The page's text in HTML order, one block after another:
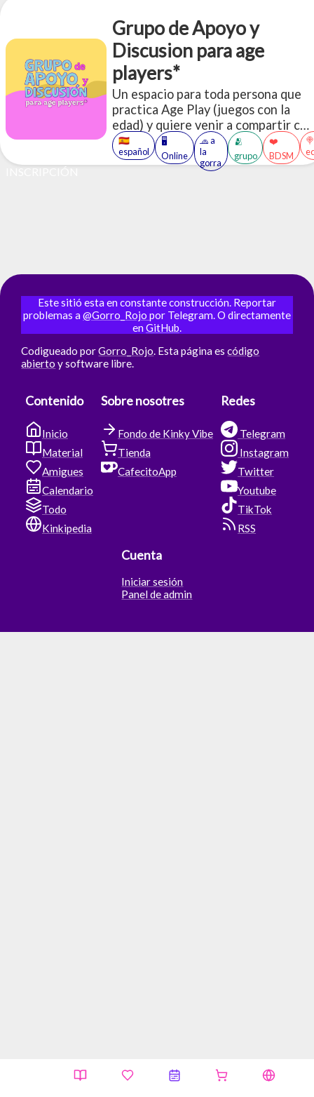
Grupo de Apoyo y
Discusion para age
players*
Un espacio para toda persona que
practica Age Play (juegos con la
edad) y quiere venir a compartir con
otres sobre estas vivencias.
🇪🇸
español
🖥️
Online
🧢 a
la
gorra
🫂
grupo
❤️
BDSM
INSCRIPCIÓN
Este sitió esta en constante construcción. Reportar
problemas a@Gorro_Rojo por Telegram. O directamente
enGitHub.
Codigueado porGorro_Rojo. Esta página escódigo
abierto y software libre.
Contenido
Inicio
Material
Amigues
Calendario
Todo
Kinkipedia
Sobre nosotres
Fondo de Kinky Vibe
Tienda
CafecitoApp
Redes
Telegram
Instagram
Twitter
Youtube
TikTok
RSS
Cuenta
Iniciar sesión
Panel de admin